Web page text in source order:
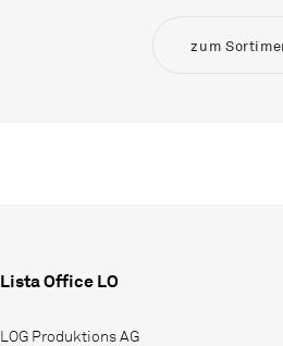
zum
Lista Office LO
LOG Produktions AG